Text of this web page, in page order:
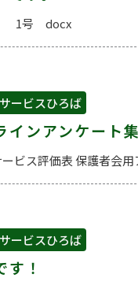
） 1号 docx
ービスひろば
インアンケート
ビス評価表 保護者会
ービスひろば
！